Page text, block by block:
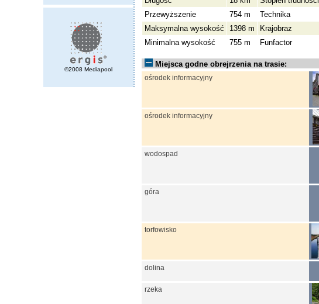
©2008 Mediapool
Przewyższenie
754 m Technika
Maksymalna wysokość
1398 m Krajobraz
Minimalna wysokość
755 m Funfactor
Miejsca godne obrejrzenia na trasie:
ośrodek informacyjny
ośrodek informacyjny
wodospad
góra
torfowisko
dolina
rzeka